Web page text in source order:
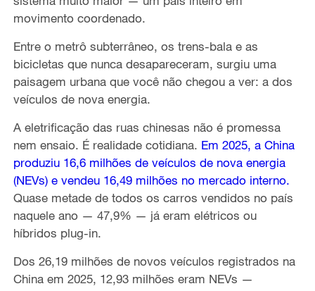
movimento coordenado.
Entre o metrô subterrâneo, os trens-bala e as
bicicletas que nunca desapareceram, surgiu uma
paisagem urbana que você não chegou a ver: a dos
veículos de nova energia.
A eletrificação das ruas chinesas não é promessa
nem ensaio. É realidade cotidiana. Em 2025, a China
produziu 16,6 milhões de veículos de nova energia
(NEVs) e vendeu 16,49 milhões no mercado interno.
Quase metade de todos os carros vendidos no país
naquele ano — 47,9% — já eram elétricos ou
híbridos plug-in.
Dos 26,19 milhões de novos veículos registrados na
China em 2025, 12,93 milhões eram NEVs —